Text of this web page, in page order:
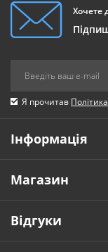
Хочете
Я прочитав
Інформація
Магазин
Відгуки